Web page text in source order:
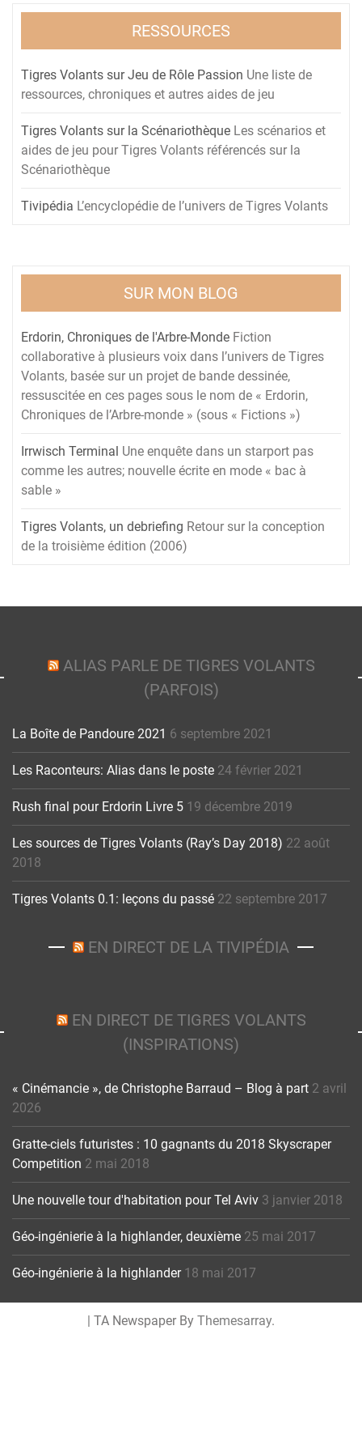
RESSOURCES
Tigres Volants sur Jeu de Rôle Passion Une liste de
ressources, chroniques et autres aides de jeu
Tigres Volants sur la Scénariothèque Les scénarios et
aides de jeu pour Tigres Volants référencés sur la
Scénariothèque
Tivipédia L’encyclopédie de l’univers de Tigres Volants
SUR MON BLOG
Erdorin, Chroniques de l'Arbre-Monde Fiction
collaborative à plusieurs voix dans l’univers de Tigres
Volants, basée sur un projet de bande dessinée,
ressuscitée en ces pages sous le nom de « Erdorin,
Chroniques de l’Arbre-monde » (sous « Fictions »)
Irrwisch Terminal Une enquête dans un starport pas
comme les autres; nouvelle écrite en mode « bac à
sable »
Tigres Volants, un debriefing Retour sur la conception
de la troisième édition (2006)
ALIAS PARLE DE TIGRES VOLANTS
(PARFOIS)
La Boîte de Pandoure 2021 6 septembre 2021
Les Raconteurs: Alias dans le poste 24 février 2021
Rush final pour Erdorin Livre 5 19 décembre 2019
Les sources de Tigres Volants (Ray’s Day 2018) 22 août
2018
Tigres Volants 0.1: leçons du passé 22 septembre 2017
EN DIRECT DE LA TIVIPÉDIA
EN DIRECT DE TIGRES VOLANTS
(INSPIRATIONS)
« Cinémancie », de Christophe Barraud – Blog à part 2 avril
2026
Gratte-ciels futuristes : 10 gagnants du 2018 Skyscraper
Competition 2 mai 2018
Une nouvelle tour d'habitation pour Tel Aviv 3 janvier 2018
Géo-ingénierie à la highlander, deuxième 25 mai 2017
Géo-ingénierie à la highlander 18 mai 2017
| TA Newspaper By Themesarray.